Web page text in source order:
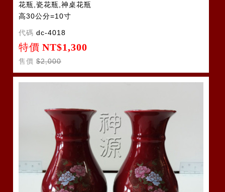
花瓶,瓷花瓶,神桌花瓶
高30公分=10寸
代碼 dc-4018
特價 NT$1,300
售價 $2,000